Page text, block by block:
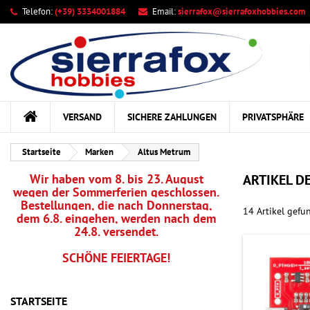
Telefon:(+39) 3334001884 Email:sierrafox@sierrafoxhobbies.com
VERSAND SICHERE ZAHLUNGEN PRIVATSPHÄRE
Startseite Marken Altus Metrum
Wir haben vom 8. bis 23. August
wegen der Sommerferien geschlossen.
Bestellungen, die nach Donnerstag,
dem 6.8. eingehen, werden nach dem
24.8. versendet.
SCHÖNE FEIERTAGE!
STARTSEITE
ARTIKEL
14 Artikel